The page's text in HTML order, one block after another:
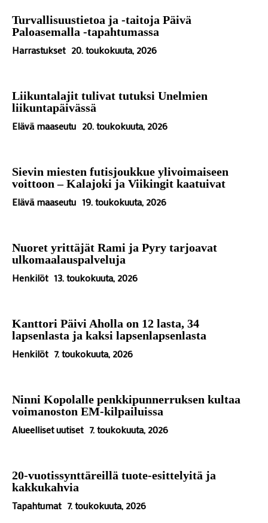
Turvallisuustietoa ja -taitoja Päivä
Paloasemalla -tapahtumassa
Harrastukset 20. toukokuuta, 2026
Liikuntalajit tulivat tutuksi Unelmien
liikuntapäivässä
Elävä maaseutu 20. toukokuuta, 2026
Sievin miesten futisjoukkue ylivoimaiseen
voittoon – Kalajoki ja Viikingit kaatuivat
Elävä maaseutu 19. toukokuuta, 2026
Nuoret yrittäjät Rami ja Pyry tarjoavat
ulkomaalauspalveluja
Henkilöt 13. toukokuuta, 2026
Kanttori Päivi Aholla on 12 lasta, 34
lapsenlasta ja kaksi lapsenlapsenlasta
Henkilöt 7. toukokuuta, 2026
Ninni Kopolalle penkkipunnerruksen kultaa
voimanoston EM-kilpailuissa
Alueelliset uutiset 7. toukokuuta, 2026
20-vuotissynttäreillä tuote-esittelyitä ja
kakkukahvia
Tapahtumat 7. toukokuuta, 2026